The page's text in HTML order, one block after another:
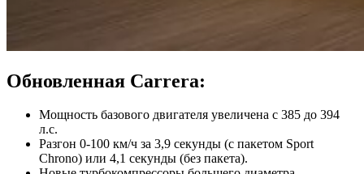
Обновленная Carrera:
Мощность базового двигателя увеличена с 385 до 394
л.с.
Разгон 0-100 км/ч за 3,9 секунды (с пакетом Sport
Chrono) или 4,1 секунды (без пакета).